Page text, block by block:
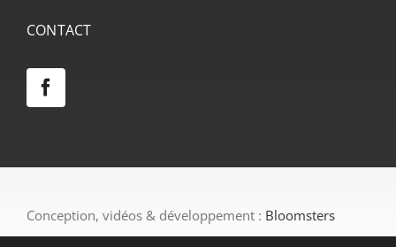
CONTACT
Conception, vidéos & développement : Bloomsters